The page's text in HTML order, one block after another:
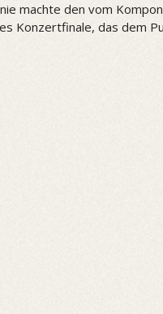
machte den vom
Konzertfinale, das dem